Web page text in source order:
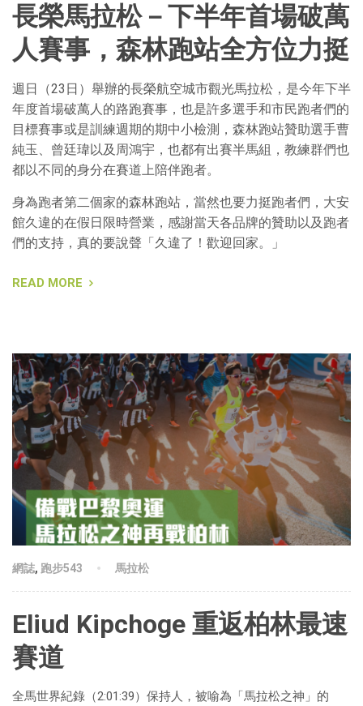
長榮馬拉松－下半年首場破萬
人賽事，森林跑站全方位力挺
週日（23日）舉辦的長榮航空城市觀光馬拉松，是今年下半
年度首場破萬人的路跑賽事，也是許多選手和市民跑者們的
目標賽事或是訓練週期的期中小檢測，森林跑站贊助選手曹
純玉、曾廷瑋以及周鴻宇，也都有出賽半馬組，教練群們也
都以不同的身分在賽道上陪伴跑者。
身為跑者第二個家的森林跑站，當然也要力挺跑者們，大安
館久違的在假日限時營業，感謝當天各品牌的贊助以及跑者
們的支持，真的要說聲「久違了！歡迎回家。」
READ MORE
網誌, 跑步543 馬拉松
Eliud Kipchoge 重返柏林最速
賽道
全馬世界紀錄（2:01:39）保持人，被喻為「馬拉松之神」的